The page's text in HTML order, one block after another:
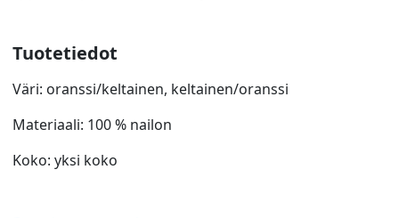
Tuotetiedot
Väri: oranssi/keltainen, keltainen/oranssi
Materiaali: 100 % nailon
Koko: yksi koko